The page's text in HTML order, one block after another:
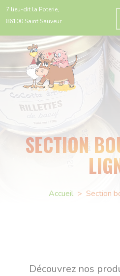
7 lieu-dit la Poterie,
86100 Saint Sauveur
SECTION
Accueil > Section
Découvrez nos